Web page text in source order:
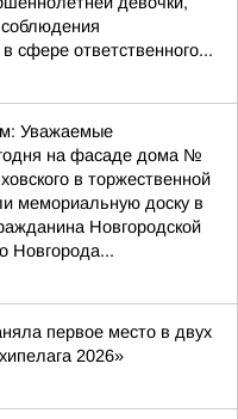
сфере ответственного...
Уважаемые
на фасаде дома №
в торжественной
мемориальную доску в
Новгородской
Новгорода...
первое место в двух
2026»